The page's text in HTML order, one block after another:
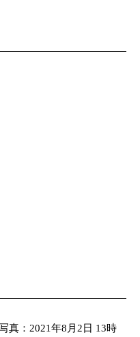
真：2021年8月2日 13時